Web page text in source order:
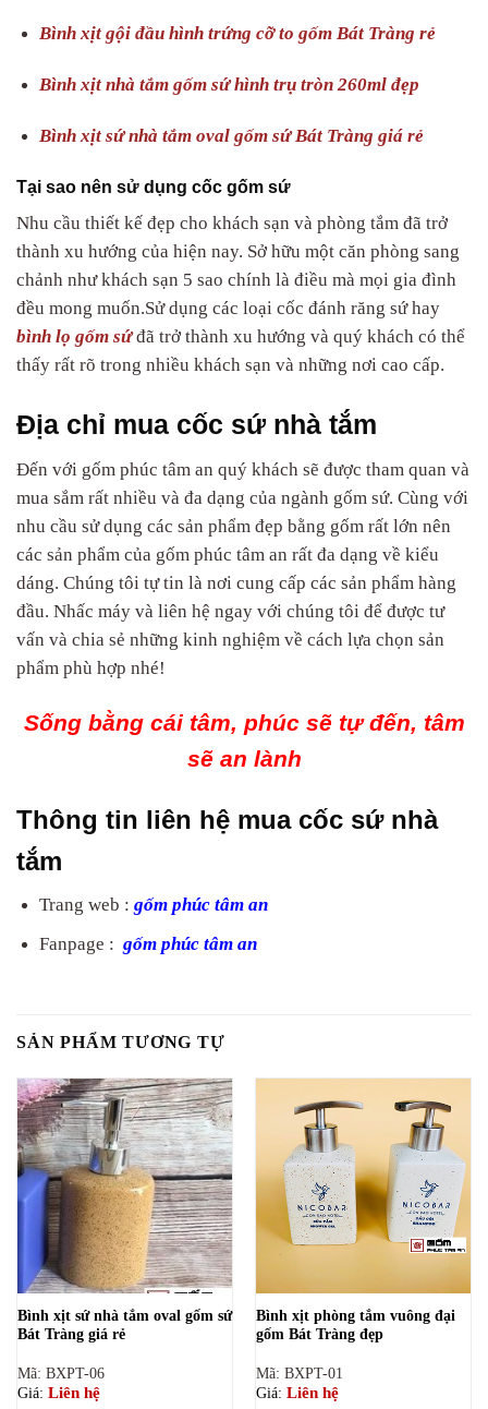
Bình xịt gội đầu hình trứng cỡ to gốm Bát Tràng rẻ
Bình xịt nhà tắm gốm sứ hình trụ tròn 260ml đẹp
Bình xịt sứ nhà tắm oval gốm sứ Bát Tràng giá rẻ
Tại sao nên sử dụng cốc gốm sứ
Nhu cầu thiết kế đẹp cho khách sạn và phòng tắm đã trở
thành xu hướng của hiện nay. Sở hữu một căn phòng sang
chảnh như khách sạn 5 sao chính là điều mà mọi gia đình
đều mong muốn.Sử dụng các loại cốc đánh răng sứ hay
bình lọ gốm sứđã trở thành xu hướng và quý khách có thể
thấy rất rõ trong nhiều khách sạn và những nơi cao cấp.
Địa chỉ mua cốc sứ nhà tắm
Đến với gốm phúc tâm an quý khách sẽ được tham quan và
mua sắm rất nhiều và đa dạng của ngành gốm sứ. Cùng với
nhu cầu sử dụng các sản phẩm đẹp bằng gốm rất lớn nên
các sản phẩm của gốm phúc tâm an rất đa dạng về kiểu
dáng. Chúng tôi tự tin là nơi cung cấp các sản phẩm hàng
đầu. Nhấc máy và liên hệ ngay với chúng tôi để được tư
vấn và chia sẻ những kinh nghiệm về cách lựa chọn sản
phẩm phù hợp nhé!
Sống bằng cái tâm, phúc sẽ tự đến, tâm
sẽ an lành
Thông tin liên hệ mua cốc sứ nhà
tắm
Trang web : gốm phúc tâm an
Fanpage : gốm phúc tâm an
SẢN PHẨM TƯƠNG TỰ
Bình xịt sứ nhà tắm oval gốm sứ
Bát Tràng giá rẻ
Mã: BXPT-06
Giá: Liên hệ
Bình xịt phòng tắm vuông đại
gốm Bát Tràng đẹp
Mã: BXPT-01
Giá: Liên hệ